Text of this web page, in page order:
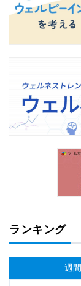
ランキング
週間